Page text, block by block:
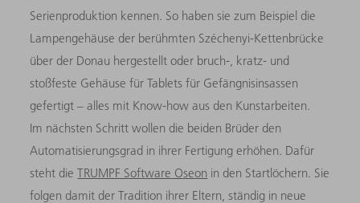
Serienproduktion kennen. So haben sie zum Beispiel die
Lampengehäuse der berühmten Széchenyi-Kettenbrücke
über der Donau hergestellt oder bruch-, kratz- und
stoßfeste Gehäuse für Tablets für Gefängnisinsassen
gefertigt – alles mit Know-how aus den Kunstarbeiten.
Im nächsten Schritt wollen die beiden Brüder den
Automatisierungsgrad in ihrer Fertigung erhöhen. Dafür
steht dieTRUMPF Software Oseon in den Startlöchern. Sie
folgen damit der Tradition ihrer Eltern, ständig in neue